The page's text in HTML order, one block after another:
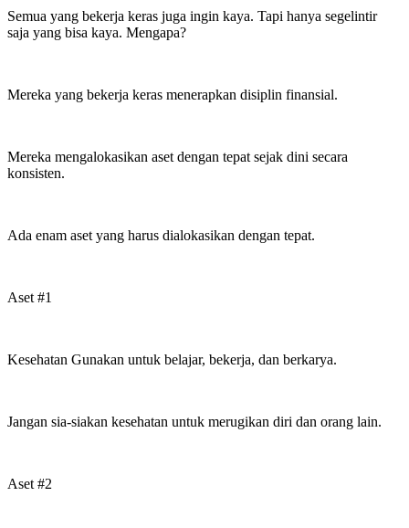
Semua yang bekerja keras juga ingin kaya. Tapi hanya segelintir
saja yang bisa kaya. Mengapa?
Mereka yang bekerja keras menerapkan disiplin finansial.
Mereka mengalokasikan aset dengan tepat sejak dini secara
konsisten.
Ada enam aset yang harus dialokasikan dengan tepat.
Aset #1
Kesehatan Gunakan untuk belajar, bekerja, dan berkarya.
Jangan sia-siakan kesehatan untuk merugikan diri dan orang lain.
Aset #2